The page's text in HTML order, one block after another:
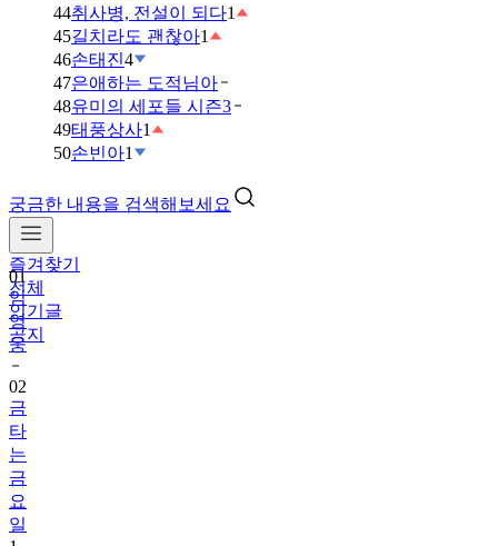
44취사병, 전설이 되다1
45길치라도 괜찮아1
46손태진4
47은애하는 도적님아
48유미의 세포들 시즌3
49태풍상사1
50손빈아1
궁금한 내용을 검색해보세요
즐겨찾기
전체
인기글
공지
01
임
영
웅
02
금
타
는
금
요
일